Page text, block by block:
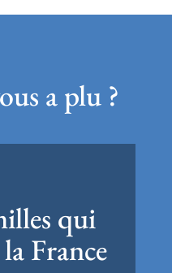
a plu ?
qui
France